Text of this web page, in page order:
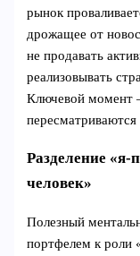
рынок
дрожащее от
не продавать
реализовывать
Ключевой момент
Разделение
человек»
Полезный
портфелем к роли